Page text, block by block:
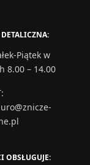
Piątek w
8.00 – 14.00
:
OBSŁUGUJE: